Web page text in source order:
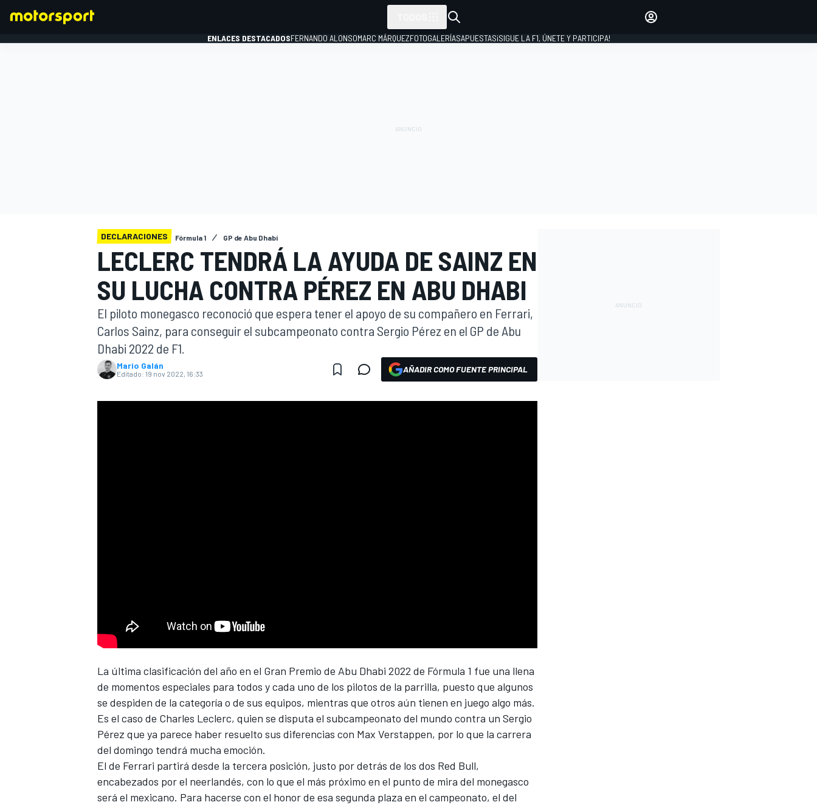
ENLACES DESTACADOSFERNANDO ALONSOMARC MÁRQUEZFOTOGALERÍASAPUESTAS¡SIGUE LA F1, ÚNETE Y PARTICIPA!
DECLARACIONES Fórmula 1 GP de Abu Dhabi
LECLERC TENDRÁ LA AYUDA DE SAINZ EN
SU LUCHA CONTRA PÉREZ EN ABU DHABI
El piloto monegasco reconoció que espera tener el apoyo de su compañero en Ferrari,
Carlos Sainz, para conseguir el subcampeonato contra Sergio Pérez en el GP de Abu
Dhabi 2022 de F1.
Mario Galán
Editado: 19 nov 2022, 16:33 AÑADIR COMO FUENTE PRINCIPAL
La última clasificación del año en el Gran Premio de Abu Dhabi 2022 de Fórmula 1 fue una llena
de momentos especiales para todos y cada uno de los pilotos de la parrilla, puesto que algunos
se despiden de la categoría o de sus equipos, mientras que otros aún tienen en juego algo más.
Es el caso de Charles Leclerc, quien se disputa el subcampeonato del mundo contra un Sergio
Pérez que ya parece haber resuelto sus diferencias con Max Verstappen, por lo que la carrera
del domingo tendrá mucha emoción.
El de Ferrari partirá desde la tercera posición, justo por detrás de los dos Red Bull,
encabezados por el neerlandés, con lo que el más próximo en el punto de mira del monegasco
será el mexicano. Para hacerse con el honor de esa segunda plaza en el campeonato, el del